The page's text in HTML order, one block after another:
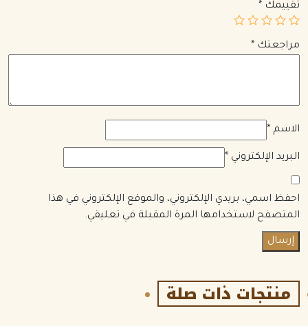
تقييمك *
مراجعتك *
الاسم *
البريد الإلكتروني *
احفظ اسمي، بريدي الإلكتروني، والموقع الإلكتروني في هذا
المتصفح لاستخدامها المرة المقبلة في تعليقي.
منتجات ذات صلة